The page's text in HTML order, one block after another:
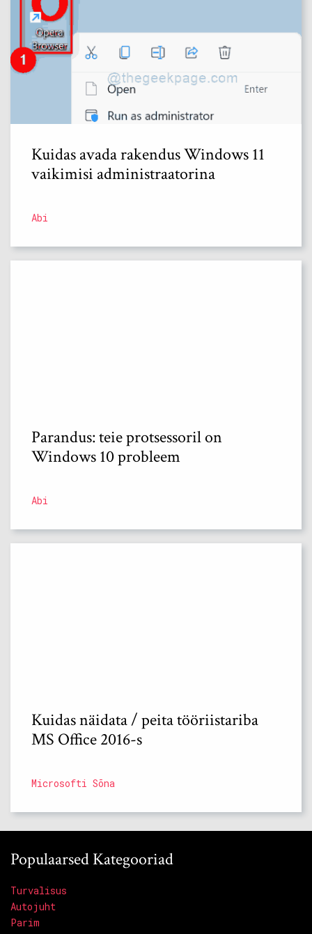
Kuidas avada rakendus Windows 11
vaikimisi administraatorina
Abi
Parandus: teie protsessoril on
Windows 10 probleem
Abi
Kuidas näidata / peita tööriistariba
MS Office 2016-s
Microsofti Sõna
Populaarsed Kategooriad
Turvalisus
Autojuht
Parim